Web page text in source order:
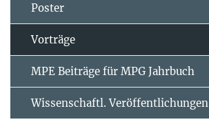
Poster
Vorträge
MPE Beiträge für MPG Jahrbuch
Wissenschaftl. Veröffentlichungen